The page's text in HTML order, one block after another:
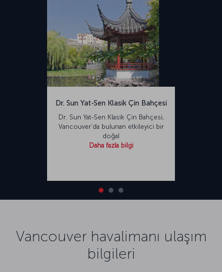
Dr. Sun Yat-Sen Klasik Çin Bahçesi
Dr. Sun Yat-Sen Klasik Çin Bahçesi,
Vancouver’da bulunan etkileyici bir
doğal
Daha fazla bilgi
Vancouver havalimanı ulaşım
bilgileri